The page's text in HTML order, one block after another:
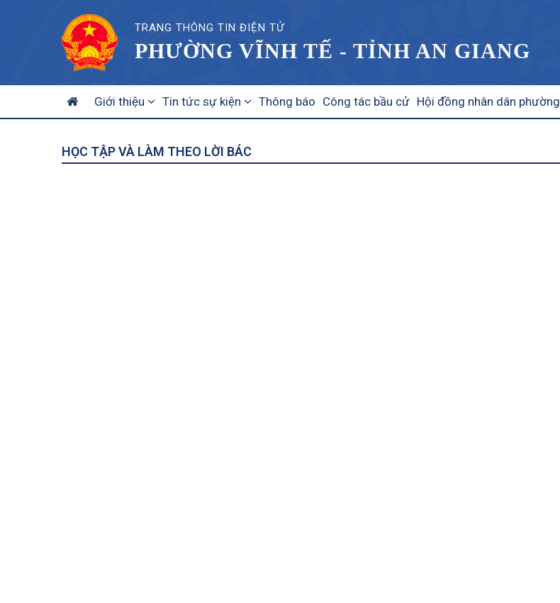
TRANG THÔNG TIN ĐIỆN TỬ
PHƯỜNG VĨNH TẾ - TỈNH AN GIANG
NAVIGATION
Giới thiệu Tin tức sự kiện Thông báo Công tác bầu cử Hội đồng nhân dân phường
HỌC TẬP VÀ LÀM THEO LỜI BÁC